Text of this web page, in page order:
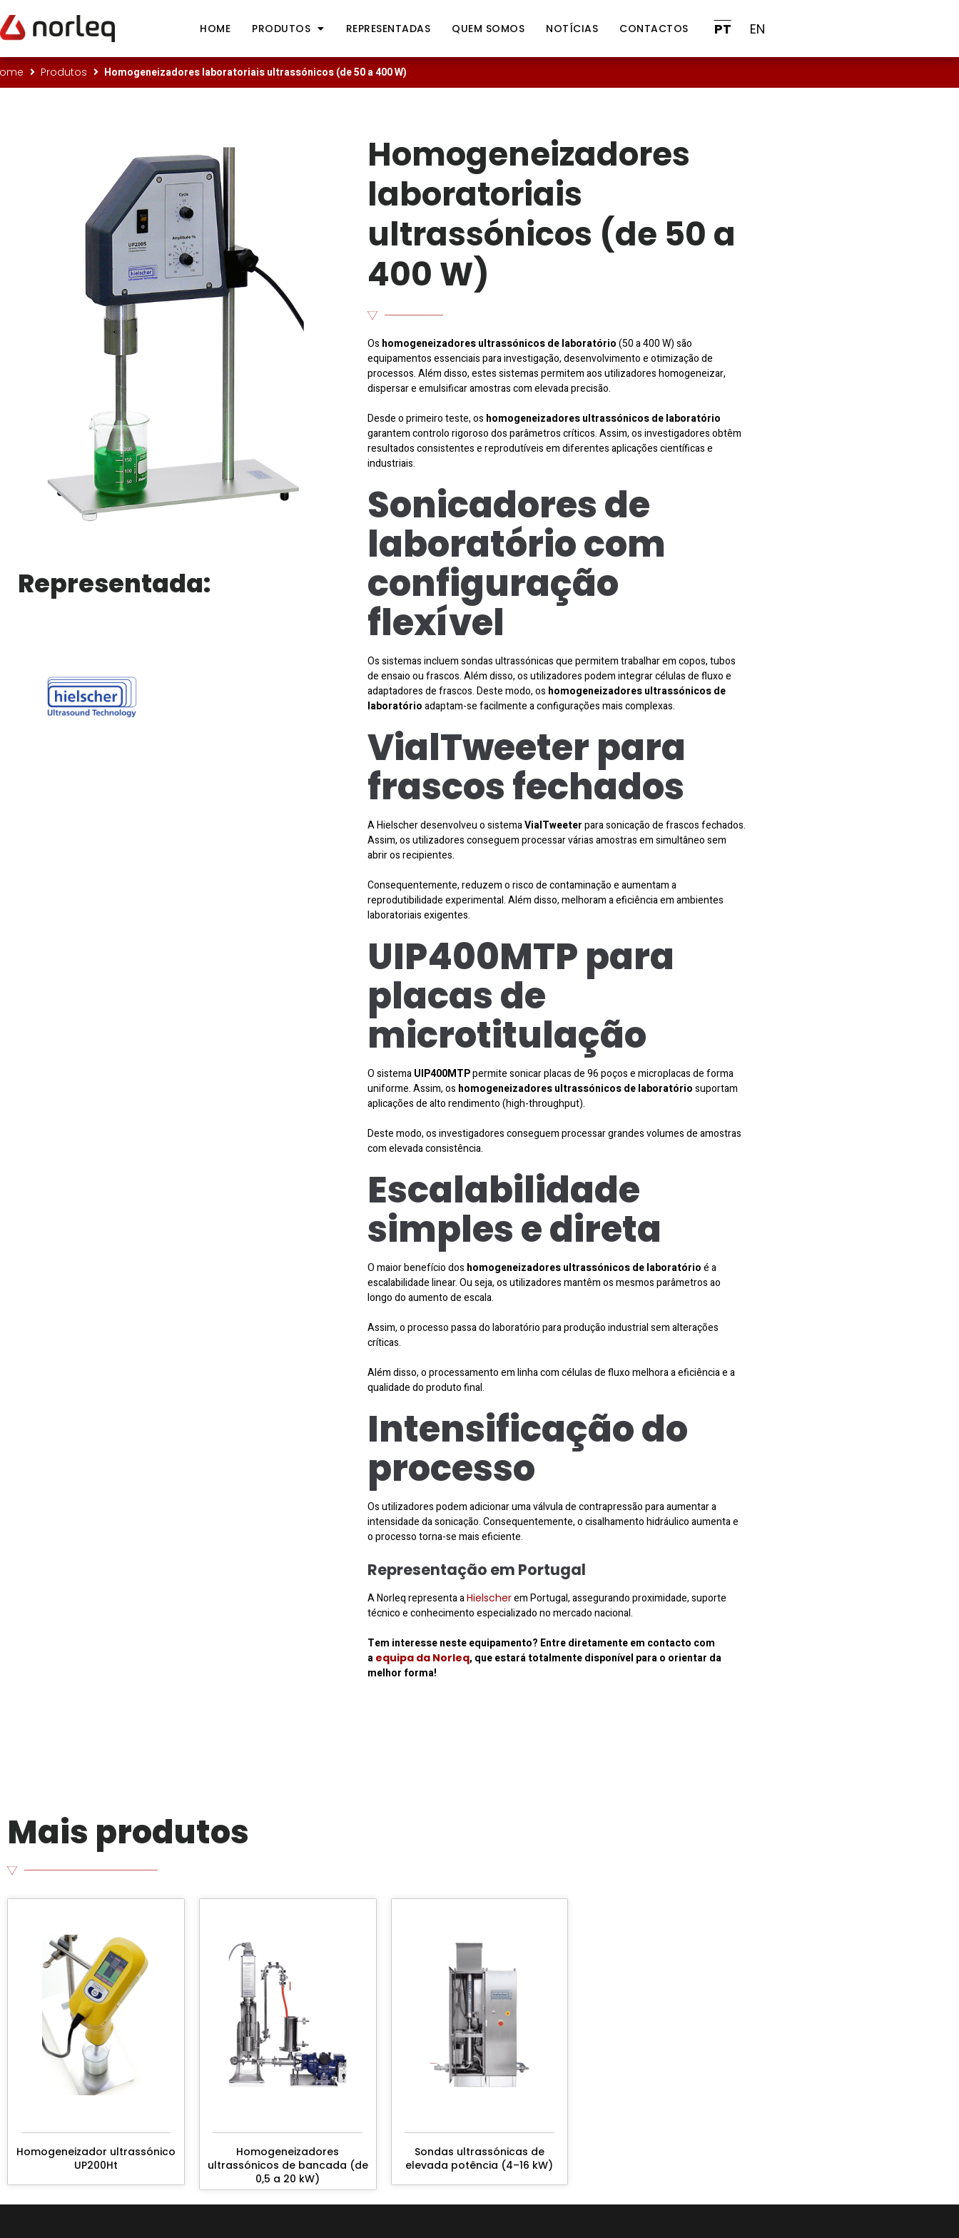
HOME PRODUTOS REPRESENTADAS QUEM SOMOS NOTÍCIAS CONTACTOS PT EN
Produtos Homogeneizadores laboratoriais ultrassónicos (de 50 a 400 W)
Representada:
Homogeneizadores
laboratoriais
ultrassónicos (de 50 a
400 W)
Os homogeneizadores ultrassónicos de laboratório(50 a 400 W) são
equipamentos essenciais para investigação, desenvolvimento e otimização de
processos. Além disso, estes sistemas permitem aos utilizadores homogeneizar,
dispersar e emulsificar amostras com elevada precisão.
Desde o primeiro teste, os homogeneizadores ultrassónicos de laboratório
garantem controlo rigoroso dos parâmetros críticos. Assim, os investigadores obtêm
resultados consistentes e reprodutíveis em diferentes aplicações científicas e
industriais.
Sonicadores de
laboratório com
configuração
flexível
Os sistemas incluem sondas ultrassónicas que permitem trabalhar em copos, tubos
de ensaio ou frascos. Além disso, os utilizadores podem integrar células de fluxo e
adaptadores de frascos. Deste modo, os homogeneizadores ultrassónicos de
laboratórioadaptam-se facilmente a configurações mais complexas.
VialTweeter para
frascos fechados
A Hielscher desenvolveu o sistemaVialTweeterpara sonicação de frascos fechados.
Assim, os utilizadores conseguem processar várias amostras em simultâneo sem
abrir os recipientes.
Consequentemente, reduzem o risco de contaminação e aumentam a
reprodutibilidade experimental. Além disso, melhoram a eficiência em ambientes
laboratoriais exigentes.
UIP400MTP para
placas de
microtitulação
O sistemaUIP400MTPpermite sonicar placas de 96 poços e microplacas de forma
uniforme. Assim, os homogeneizadores ultrassónicos de laboratóriosuportam
aplicações de alto rendimento (high-throughput).
Deste modo, os investigadores conseguem processar grandes volumes de amostras
com elevada consistência.
Escalabilidade
simples e direta
O maior benefício dos homogeneizadores ultrassónicos de laboratórioé a
escalabilidade linear. Ou seja, os utilizadores mantêm os mesmos parâmetros ao
longo do aumento de escala.
Assim, o processo passa do laboratório para produção industrial sem alterações
críticas.
Além disso, o processamento em linha com células de fluxo melhora a eficiência e a
qualidade do produto final.
Intensificação do
processo
Os utilizadores podem adicionar uma válvula de contrapressão para aumentar a
intensidade da sonicação. Consequentemente, o cisalhamento hidráulico aumenta e
o processo torna-se mais eficiente.
Representação em Portugal
A Norleq representa aHielscherem Portugal, assegurando proximidade, suporte
técnico e conhecimento especializado no mercado nacional.
Tem interesse neste equipamento? Entre diretamente em contacto com
a equipa da Norleq, que estará totalmente disponível para o orientar da
melhor forma!
Mais produtos
Homogeneizador ultrassónico
UP200Ht
Homogeneizadores
ultrassónicos de bancada (de
0,5 a 20 kW)
Sondas ultrassónicas de
elevada potência (4–16 kW)